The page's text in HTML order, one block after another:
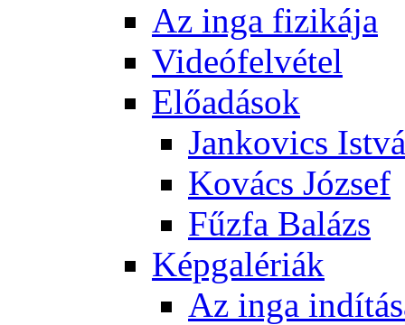
Az in­ga fi­zi­ká­ja
Vi­de­ó­fel­vé­tel
Elő­adá­sok
Jan­ko­vics
Ko­vács Jó­zsef
Fűz­fa Ba­lázs
Kép­ga­lé­ri­ák
Az in­ga